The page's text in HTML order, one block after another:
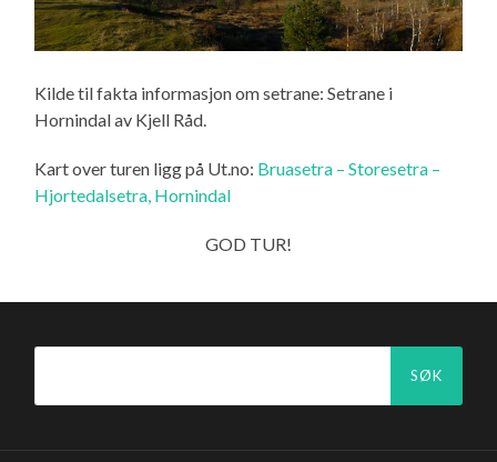
Kilde til fakta informasjon om setrane: Setrane i
Hornindal av Kjell Råd.
Kart over turen ligg på Ut.no: Bruasetra – Storesetra –
Hjortedalsetra, Hornindal
GOD TUR!